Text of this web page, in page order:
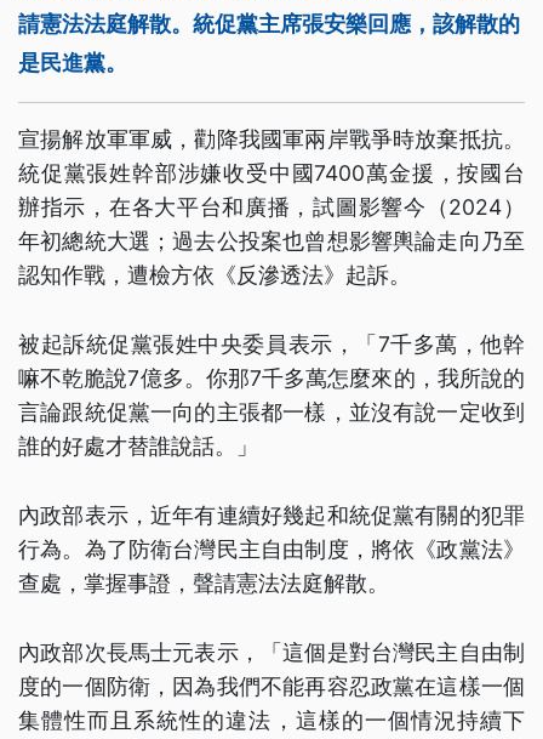
請憲法法庭解散。統促黨主席張安樂回應，該解散的
是民進黨。
宣揚解放軍軍威，勸降我國軍兩岸戰爭時放棄抵抗。
統促黨張姓幹部涉嫌收受中國7400萬金援，按國台
辦指示，在各大平台和廣播，試圖影響今（2024）
年初總統大選；過去公投案也曾想影響輿論走向乃至
認知作戰，遭檢方依《反滲透法》起訴。
被起訴統促黨張姓中央委員表示，「7千多萬，他幹
嘛不乾脆說7億多。你那7千多萬怎麼來的，我所說的
言論跟統促黨一向的主張都一樣，並沒有說一定收到
誰的好處才替誰說話。」
內政部表示，近年有連續好幾起和統促黨有關的犯罪
行為。為了防衛台灣民主自由制度，將依《政黨法》
查處，掌握事證，聲請憲法法庭解散。
內政部次長馬士元表示，「這個是對台灣民主自由制
度的一個防衛，因為我們不能再容忍政黨在這樣一個
集體性而且系統性的違法，這樣的一個情況持續下